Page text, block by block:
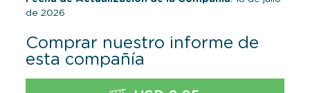
de 2026
Comprar nuestro informe de
esta compañía